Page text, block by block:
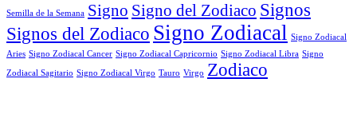
Semilla de la Semana Signo Signo del Zodiaco Signos
Signos del Zodiaco Signo Zodiacal Signo Zodiacal
Aries Signo Zodiacal Cancer Signo Zodiacal Capricornio Signo Zodiacal Libra Signo
Zodiacal Sagitario Signo Zodiacal Virgo Tauro Virgo Zodiaco